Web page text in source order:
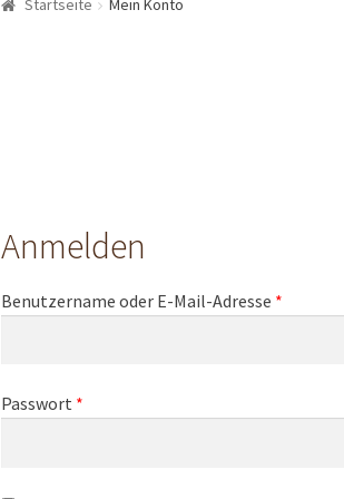
Startseite Mein Konto
Anmelden
Benutzername oder E-Mail-Adresse *
Passwort *